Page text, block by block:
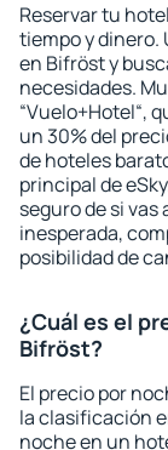
Reservar tu
tiempo y dinero.
en Bifröst y
necesidades.
“Vuelo+Hotel“,
un 30% del
de hoteles
principal de
seguro de si vas
inesperada,
posibilidad de
¿Cuál es el
Bifröst?
El precio por
la clasificación
noche en un